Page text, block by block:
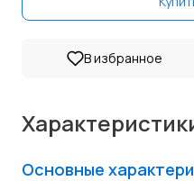
В избранное
Основные